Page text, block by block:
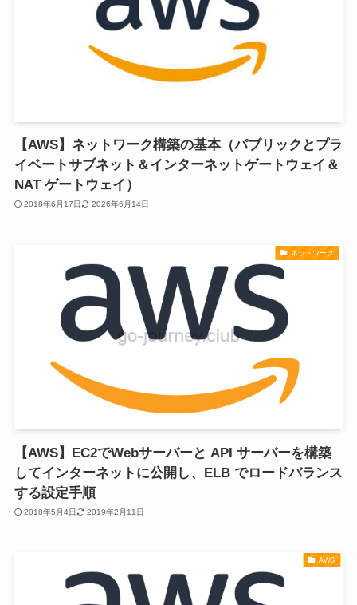
【AWS】ネットワーク構築の基本（パブリックとプラ
イベートサブネット＆インターネットゲートウェイ＆
NAT ゲートウェイ）
2018年6月17日 2026年6月14日
ネットワーク
【AWS】EC2でWebサーバーと API サーバーを構築
してインターネットに公開し、ELB でロードバランス
する設定手順
2018年5月4日 2019年2月11日
AWS